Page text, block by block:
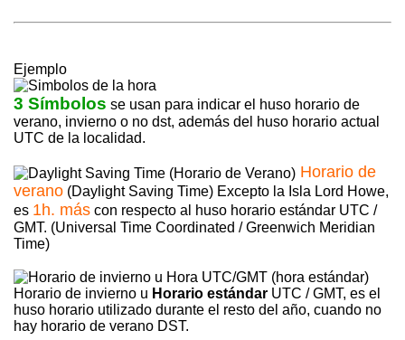
Ejemplo
3 Símbolos se usan para indicar el huso horario de
verano, invierno o no dst, además del huso horario actual
UTC de la localidad.
Horario de
verano (Daylight Saving Time) Excepto la Isla Lord Howe,
es 1h. más con respecto al huso horario estándar UTC /
GMT. (Universal Time Coordinated / Greenwich Meridian
Time)
Horario de invierno u Horario estándar UTC / GMT, es el
huso horario utilizado durante el resto del año, cuando no
hay horario de verano DST.